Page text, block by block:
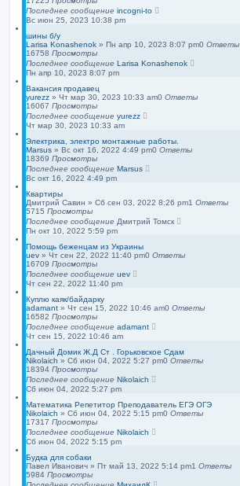
Последнее сообщение incogni-to
Вс июн 25, 2023 10:38 pm
шины б/у
Larisa Konashenok » Пн апр 10, 2023 8:07 pm0 Ответы
16758 Просмотры
Последнее сообщение Larisa Konashenok
Пн апр 10, 2023 8:07 pm
Вакансия продавец
yurezz » Чт мар 30, 2023 10:33 am0 Ответы
16067 Просмотры
Последнее сообщение yurezz
Чт мар 30, 2023 10:33 am
Электрика, электро монтажные работы.
Marsus » Вс окт 16, 2022 4:49 pm0 Ответы
18369 Просмотры
Последнее сообщение Marsus
Вс окт 16, 2022 4:49 pm
Квартиры
Дмитрий Савин » Сб сен 03, 2022 8:26 pm1 Ответы
5715 Просмотры
Последнее сообщение Дмитрий Томск
Пн окт 10, 2022 5:59 pm
Помощь беженцам из Украины
uev » Чт сен 22, 2022 11:40 pm0 Ответы
16709 Просмотры
Последнее сообщение uev
Чт сен 22, 2022 11:40 pm
Куплю каяк/байдарку
adamant » Чт сен 15, 2022 10:46 am0 Ответы
16582 Просмотры
Последнее сообщение adamant
Чт сен 15, 2022 10:46 am
Дачный Домик Ж.Д Ст . Горьковское Сдам
Nikolaich » Сб июн 04, 2022 5:27 pm0 Ответы
18394 Просмотры
Последнее сообщение Nikolaich
Сб июн 04, 2022 5:27 pm
Математика Репетитор Преподаватель ЕГЭ ОГЭ
Nikolaich » Сб июн 04, 2022 5:15 pm0 Ответы
17317 Просмотры
Последнее сообщение Nikolaich
Сб июн 04, 2022 5:15 pm
Будка для собаки
Павел Иванович » Пт май 13, 2022 5:14 pm1 Ответы
5984 Просмотры